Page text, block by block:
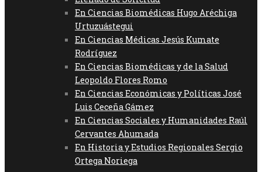
En Ciencias Biomédicas Hugo Aréchiga
Urtuzuástegui
En Ciencias Médicas Jesús Kumate
Rodríguez
En Ciencias Biomédicas y de la Salud
Leopoldo Flores Romo
En Ciencias Económicas y Políticas José
Luis Ceceña Gámez
En Ciencias Sociales y Humanidades Raúl
Cervantes Ahumada
En Historia y Estudios Regionales Sergio
Ortega Noriega